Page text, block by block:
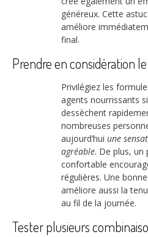
généreux. Cette
améliore
final.
Prendre en considération
Privilégiez les
agents nourrissants
dessèchent
nombreuses
aujourd’hui une
agréable. De plus, un
confortable
régulières. Une
améliore aussi la
au fil de la journée.
Tester plusieurs